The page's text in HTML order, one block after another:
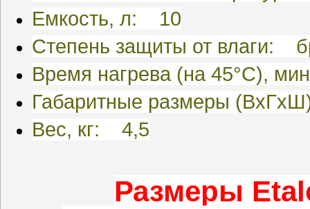
Емкость, л: 10
Степень защиты от влаги:
Время нагрева (на 45°С),
Габаритные размеры
Вес, кг: 4,5
Размеры